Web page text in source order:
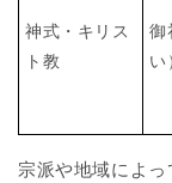
神式・キリス
ト教
御
い
宗派や地域によ